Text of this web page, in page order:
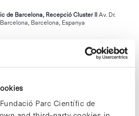
Parc Científic de
de Barcelona, Recepció Cluster II Av. Dr.
Barcelona, Espanya